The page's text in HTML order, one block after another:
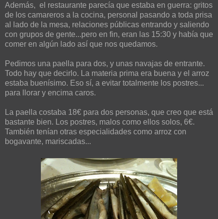
Además, el restaurante parecía que estaba en guerra: gritos
de los camareros a la cocina, personal pasando a toda prisa
al lado de la mesa, relaciones públicas entrando y saliendo
con grupos de gente...pero en fin, eran las 15:30 y había que
comer en algún lado así que nos quedamos.
Pedimos una paella para dos, y unas navajas de entrante.
Todo hay que decirlo. La materia prima era buena y el arroz
estaba buenísimo. Eso sí, a evitar totalmente los postres...
para llorar y encima caros.
La paella costaba 18€ para dos personas, que creo que está
bastante bien. Los postres, malos como ellos solos, 6€.
También tenían otras especialidades como arroz con
bogavante, mariscadas...